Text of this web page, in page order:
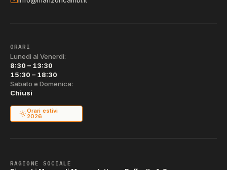
ORARI
Lunedì al Venerdì:
8:30 – 13:30
15:30 – 18:30
Sabato e Domenica:
Chiusi
Orari estivi
2026
RAGIONE SOCIALE